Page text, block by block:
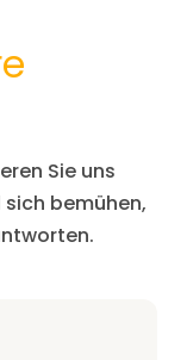
Sie uns
bemühen,